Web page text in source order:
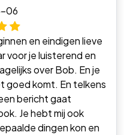
06
en eindigen lieve
voor je luisterend en
over Bob. En je
goed komt. En telkens
bericht gaat
Je hebt mij ook
dingen kon en